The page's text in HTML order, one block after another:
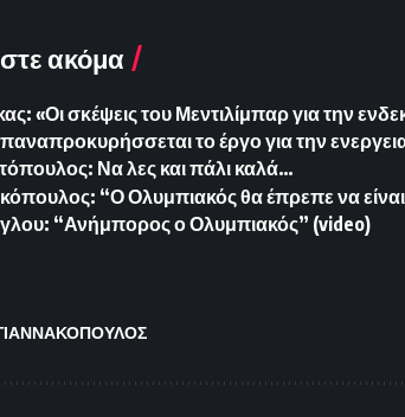
ακόμα
«Οι σκέψεις του Μεντιλίμπαρ για την
το έργο για την
Να λες και πάλι καλά…
“Ο Ολυμπιακός θα έπρεπε να είναι
“Ανήμπορος ο Ολυμπιακός” (video)